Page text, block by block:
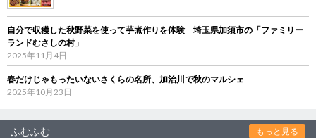
自分で収穫した秋野菜を使って芋煮作りを体験 埼玉県加須市の「ファミリー
ランドむさしの村」
2025年11月4日
春だけじゃもったいないさくらの名所、加治川で秋のマルシェ
2025年10月23日
ふむふむ もっと見る